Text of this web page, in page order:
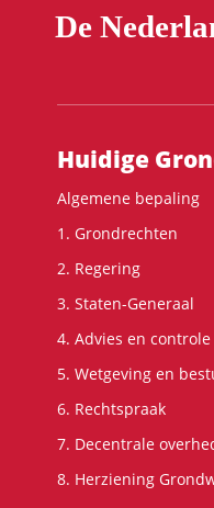
De
Huidige
Algemene bepaling
1. Grondrechten
2. Regering
3. Staten-Generaal
4. Advies en controle
5. Wetgeving en
6. Rechtspraak
7. Decentrale
8. Herziening